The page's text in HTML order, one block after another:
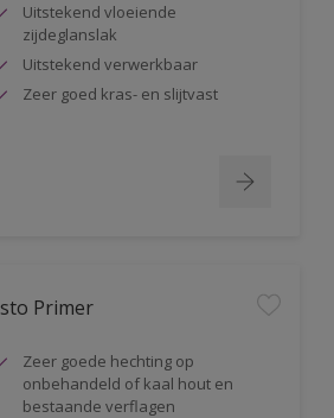
Uitstekend vloeiende
zijdeglanslak
Uitstekend verwerkbaar
Zeer goed kras- en slijtvast
Primer
Zeer goede hechting op
onbehandeld of kaal hout en
bestaande verflagen